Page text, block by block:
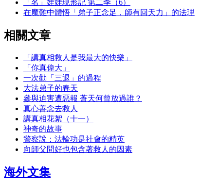
「名」娃娃現形記 第二季（6）
在魔難中體悟「弟子正念足，師有回天力」的法理
相關文章
「講真相救人是我最大的快樂」
「你真偉大」
一次勸「三退」的過程
大法弟子的春天
參與迫害遭惡報 蒼天何曾放過誰？
真心善念去救人
講真相花絮（十一）
神奇的故事
警察說：法輪功是社會的精英
向師父問好也包含著救人的因素
海外文集